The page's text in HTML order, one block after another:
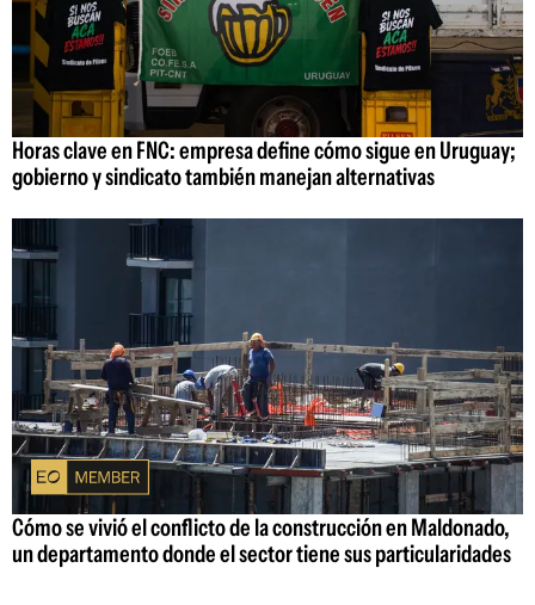
Horas clave en FNC: empresa define cómo sigue en Uruguay;
gobierno y sindicato también manejan alternativas
Cómo se vivió el conflicto de la construcción en Maldonado,
un departamento donde el sector tiene sus particularidades